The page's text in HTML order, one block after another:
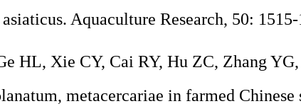
. Aquaculture Research, 50:
HL, Xie CY, Cai RY, Hu ZC, Zhang
, metacercariae in farmed Chinese